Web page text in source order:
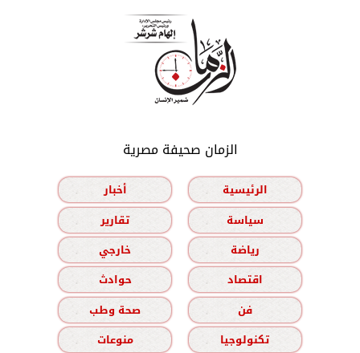
الزمان صحيفة مصرية
الرئيسية
أخبار
سياسة
تقارير
رياضة
خارجي
اقتصاد
حوادث
فن
صحة وطب
تكنولوجيا
منوعات